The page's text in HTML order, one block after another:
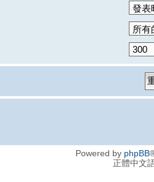
Powered by phpBB
正體中文